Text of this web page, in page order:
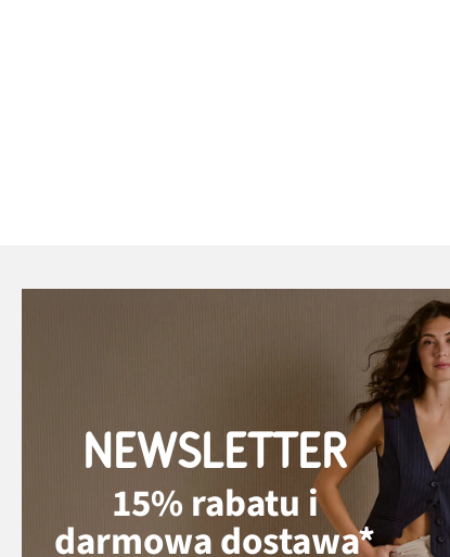
NEWSLETTER
15% rabatu i
darmowa dostawa*